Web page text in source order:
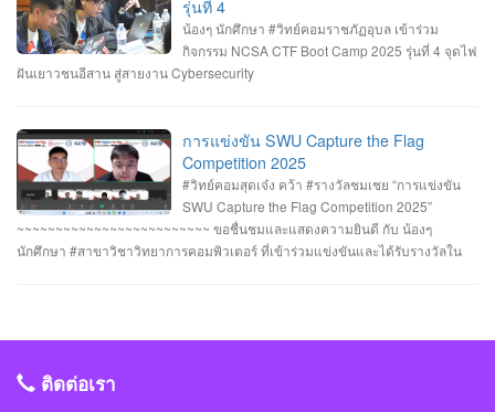
ร้อยเอ็ด ร่วมกับสำนักงานคณะกรรมการการรักษาความมั่นคงปลอดภัยไซเบอร์แห่ง
ชาติ (สกมช.) รายการที่ 2. “การแข่งขัน SWU Capture the Flag Competition
2025” เมื่อวันอังคารที่ 1 และ 8 กรกฎาคม 2568 (จัดการแข่งขันในรูปแบบออนไลน์
ในโครงการจำนวน 60 ทีม จัดโดย ภาควิชาวิศวกรรมคอมพิวเตอร์ คณะ
วิศวกรรมศาสตร์ มหาวิทยาลัยศรีนครินทรวิโรฒ ร่วมกับ บริษัท ACIS Professional
Center และ บริษัท SEC Playground รายการที่ 3. การแข่งขัน Mini CTF ระหว่างผู้
เข้าร่วม NCSA CTF Boot Camp 2025 รุ่นที่ 4 ซึ่งจัดขึ้นในระหว่างวันที่ 19–20
กรกฎาคม 2568 นายอาทิตย์ สายกนก นักศึกษาชั้นปีที่ 3 ได้รับ #รางวัล_MVP ผู้ที่
ทำคะแนนรายบุคคลสูงสุด (3400 คะแนน) จัดโดย #สำนักงานคณะกรรมการการ
ศาสตราจารย์ธรรมรักษ์ ละอองนวล อธิการบดี เป็นประธานในพิธีถวายพระพร
ชัยมงคลและวางพานพุ่มทอง-พานพุ่มเงิน #คณะวิทยาการคอมพิวเตอร์
#มหาวิทยาลัยแห่งความสุข #มหาวิทยาลัยราชภัฏอุบลราชธานี
รุ่นที่ 4
น้องๆ นักศึกษา #วิทย์คอมราชภัฏอุบล เข้าร่วม
กิจกรรม NCSA CTF Boot Camp 2025 รุ่นที่ 4 จุดไฟ
ฝันเยาวชนอีสาน สู่สายงาน Cybersecurity
การแข่งขัน SWU Capture the Flag
Competition 2025
#วิทย์คอมสุดเจ๋ง คว้า #รางวัลชมเชย “การแข่งขัน
SWU Capture the Flag Competition 2025”
~~~~~~~~~~~~~~~~~~~~~~~~~ ขอชื่นชมและแสดงความยินดี กับ น้องๆ
นักศึกษา #สาขาวิชาวิทยาการคอมพิวเตอร์ ที่เข้าร่วมแข่งขันและได้รับรางวัลใน
24 สถาบันการศึกษา รวมทีมมาเข้าร่วมทำการแข่งขันในโครงการจำนวน 60 ทีม
#มหาวิทยาลัยราชภัฏอุบลราชธานี
ติดต่อเรา